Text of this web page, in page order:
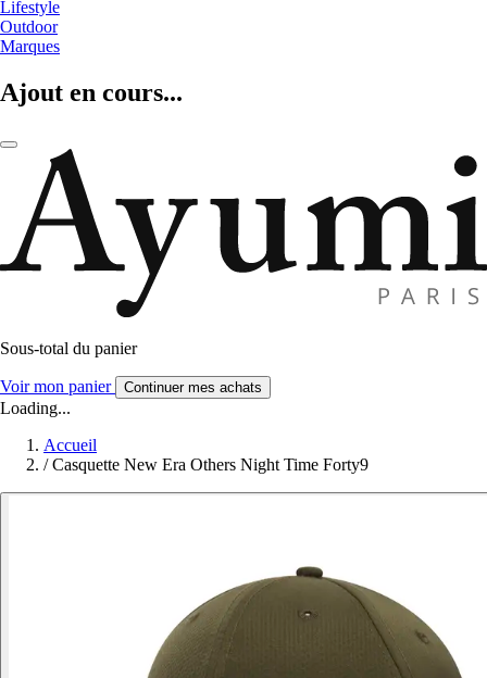
Lifestyle
Outdoor
Marques
Ajout en cours...
Sous-total du panier
Voir mon panier Continuer mes achats
Loading...
Accueil
/ Casquette New Era Others Night Time Forty9